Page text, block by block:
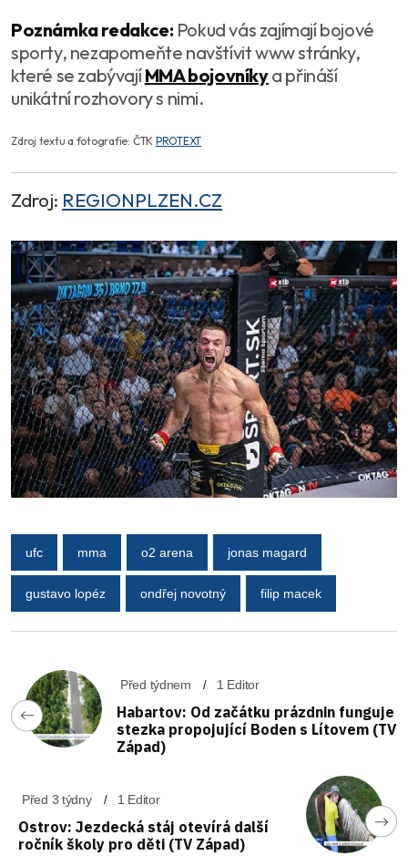
Poznámka redakce: Pokud vás zajímají bojové
sporty, nezapomeňte navštívit www stránky,
které se zabývajíMMA bojovníkya přináší
unikátní rozhovory s nimi.
Zdroj textu a fotografie: ČTK PROTEXT
Zdroj: REGIONPLZEN.CZ
ufc mma o2 arena jonas magard
gustavo lopéz ondřej novotný filip macek
Před týdnem 1 Editor
Habartov: Od začátku prázdnin funguje
stezka propojující Boden s Lítovem (TV
Západ)
Před 3 týdny 1 Editor
Ostrov: Jezdecká stáj otevírá další
ročník školy pro děti (TV Západ)